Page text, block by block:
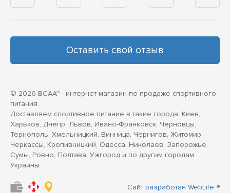
Оставить свой отзыв
© 2026 BCAA™ - интернет магазин по продаже спортивного
питания.
Доставляем спортивное питание в такие города: Киев,
Харьков, Днепр, Львов, Ивано-Франковск, Черновцы,
Тернополь, Хмельницкий, Винница, Чернигов, Житомир,
Черкассы, Кропивницкий, Одесса, Николаев, Запорожье,
Сумы, Ровно, Полтава, Ужгород и по другим городам
Украины.
Сайт разработан WebLife ®